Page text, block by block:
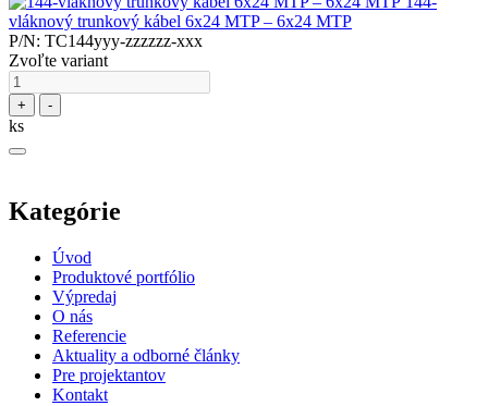
vláknový trunkový kábel 6x24 MTP – 6x24 MTP
P/N: TC144yyy-zzzzzz-xxx
Zvoľte variant
+ -
ks
Kategórie
Úvod
Produktové portfólio
Výpredaj
O nás
Referencie
Aktuality a odborné články
Pre projektantov
Kontakt